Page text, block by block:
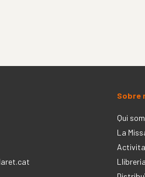
Sobre
Qui
La